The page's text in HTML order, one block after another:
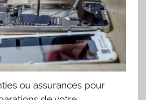
ou assurances pour